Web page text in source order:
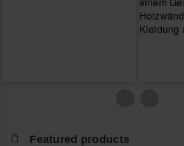
Featured products